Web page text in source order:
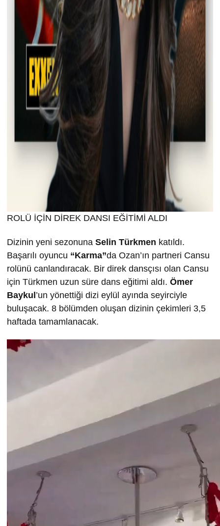
ROLÜ İÇİN DİREK DANSI EĞİTİMİ ALDI
Dizinin yeni sezonuna Selin Türkmen katıldı.
Başarılı oyuncu “Karma”da Ozan’ın partneri Cansu
rolünü canlandıracak. Bir direk dansçısı olan Cansu
için Türkmen uzun süre dans eğitimi aldı. Ömer
Baykul ’un yönettiği dizi eylül ayında seyirciyle
buluşacak. 8 bölümden oluşan dizinin çekimleri 3,5
haftada tamamlanacak.